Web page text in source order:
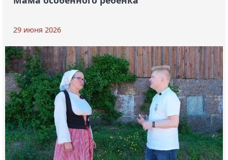
29 июня 2026